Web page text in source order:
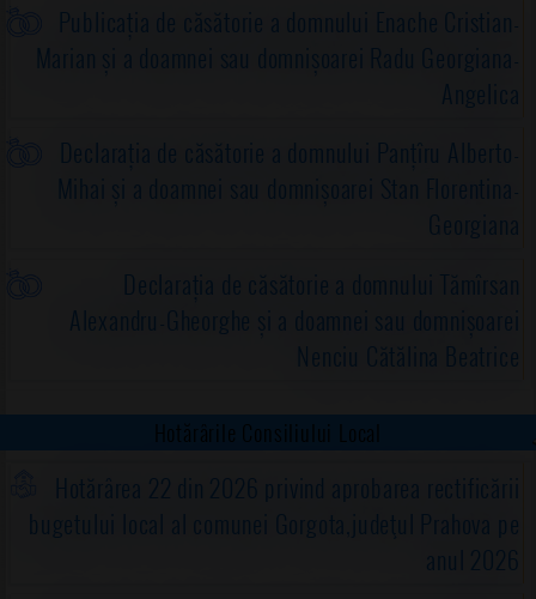
Publicația de căsătorie a domnului Enache Cristian-
Marian și a doamnei sau domnișoarei Radu Georgiana-
Angelica
Declarația de căsătorie a domnului Panțîru Alberto-
Mihai și a doamnei sau domnișoarei Stan Florentina-
Georgiana
Declarația de căsătorie a domnului Tămîrsan
Alexandru-Gheorghe și a doamnei sau domnișoarei
Nenciu Cătălina Beatrice
Hotărârile Consiliului Local
Hotărârea 22 din 2026 privind aprobarea rectificării
bugetului local al comunei Gorgota,judeţul Prahova pe
anul 2026